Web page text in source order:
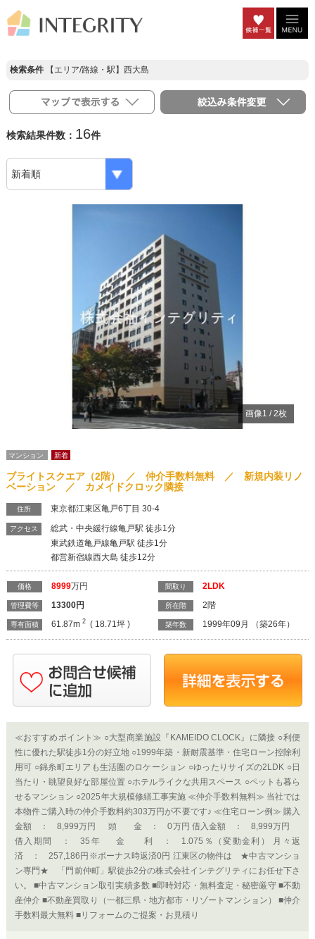
検索条件【エリア/路線・駅】西大島
検索結果件数： 16件
Previous
画像1 / 2枚
マンション 新着
ブライトスクエア（2階） ／ 仲介手数料無料 ／ 新規内装リノ
ベーション ／ カメイドクロック隣接
住所 東京都江東区亀戸6丁目 30-4
アクセス
総武・中央緩行線亀戸駅 徒歩1分
東武鉄道亀戸線亀戸駅 徒歩1分
都営新宿線西大島 徒歩12分
価格 8999万円
管理費等 13300円
専有面積 61.87m2 ( 18.71坪 )
間取り 2LDK
所在階 2階
築年数 1999年09月 （築26年）
≪おすすめポイント≫ ○大型商業施設『KAMEIDO CLOCK』に隣接 ○利便
性に優れた駅徒歩1分の好立地 ○1999年築・新耐震基準・住宅ローン控除利
用可 ○錦糸町エリアも生活圏のロケーション ○ゆったりサイズの2LDK ○日
当たり・眺望良好な部屋位置 ○ホテルライクな共用スペース ○ペットも暮ら
せるマンション ○2025年大規模修繕工事実施 ≪仲介手数料無料≫ 当社では
本物件ご購入時の仲介手数料約303万円が不要です♪ ≪住宅ローン例≫ 購入
金額 ： 8,999万円 頭 金 ： 0万円 借入金額 ： 8,999万円
借入期間 ： 35年 金 利 ： 1.075％（変動金利） 月々返
済 ： 257,186円※ボーナス時返済0円 江東区の物件は ★中古マンショ
ン専門★ 「門前仲町」駅徒歩2分の株式会社インテグリティにお任せ下さ
い。 ■中古マンション取引実績多数 ■即時対応・無料査定・秘密厳守 ■不動
産仲介 ■不動産買取り（一都三県・地方都市・リゾートマンション） ■仲介
手数料最大無料 ■リフォームのご提案・お見積り